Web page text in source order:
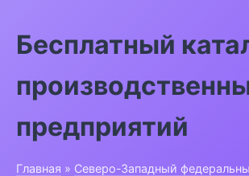
Бесплатный
предприятий
Главная » Северо-Западный